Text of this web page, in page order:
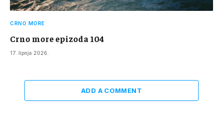
CRNO MORE
Crno more epizoda 104
17. lipnja 2026.
ADD A COMMENT